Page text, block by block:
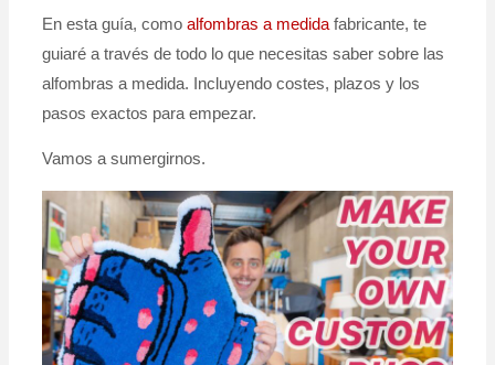
En esta guía, como alfombras a medidafabricante, te
guiaré a través de todo lo que necesitas saber sobre las
alfombras a medida. Incluyendo costes, plazos y los
pasos exactos para empezar.
Vamos a sumergirnos.